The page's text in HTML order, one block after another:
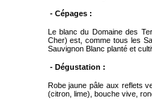
- Cépages :
Le blanc du Domaine des
Cher) est, comme tous les
Sauvignon Blanc planté et
- Dégustation :
Robe jaune pâle aux reflets
(citron, lime), bouche vive,